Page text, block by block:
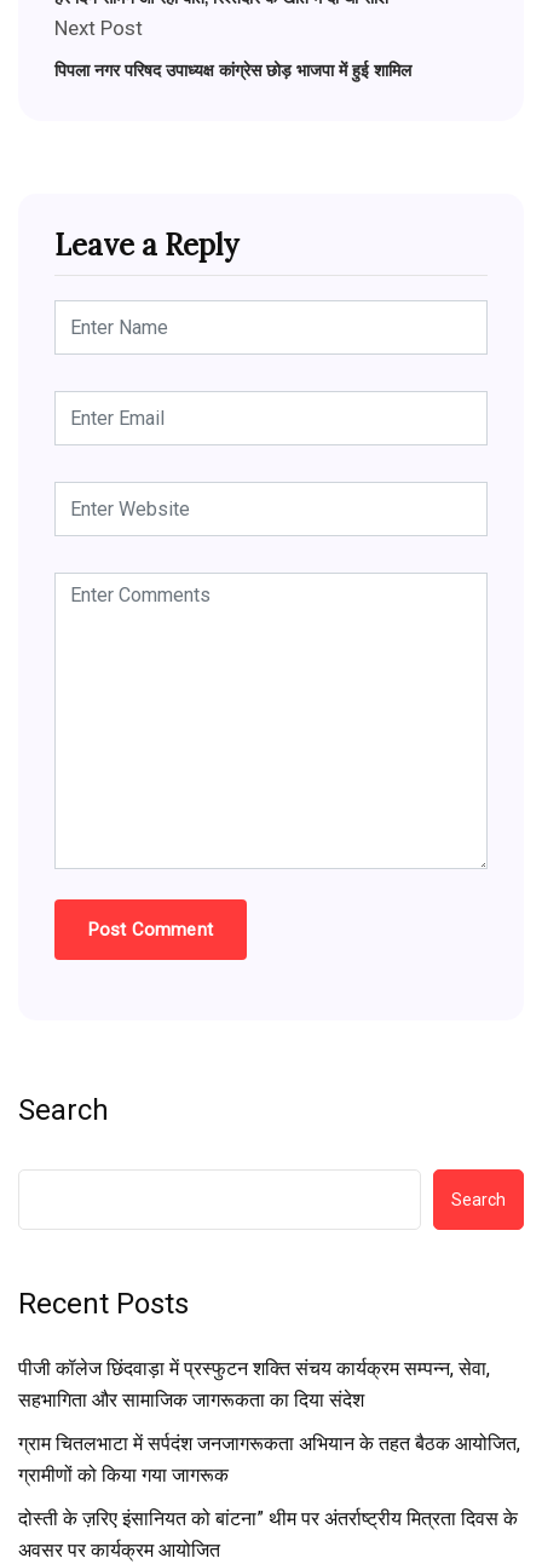
Next Post
पिपला नगर परिषद उपाध्यक्ष कांग्रेस छोड़ भाजपा में हुई शामिल
Leave a Reply
Search
Search
Recent Posts
पीजी कॉलेज छिंदवाड़ा में प्रस्फुटन शक्ति संचय कार्यक्रम सम्पन्न, सेवा,
सहभागिता और सामाजिक जागरूकता का दिया संदेश
ग्राम चितलभाटा में सर्पदंश जनजागरूकता अभियान के तहत बैठक आयोजित,
ग्रामीणों को किया गया जागरूक
दोस्ती के ज़रिए इंसानियत को बांटना” थीम पर अंतर्राष्ट्रीय मित्रता दिवस के
अवसर पर कार्यक्रम आयोजित